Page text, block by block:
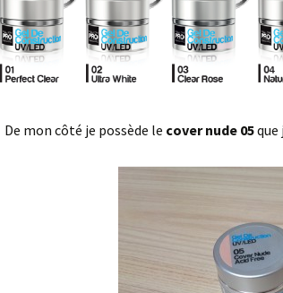
De mon côté je possède le cover nude 05que